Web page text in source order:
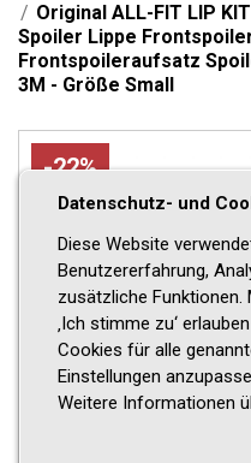
/ Original ALL-FIT LIP
Spoiler Lippe
Frontspoileraufsatz
3M - Größe Small
-22%
Datenschutz- und
Diese Website
Benutzererfahrung,
zusätzliche Funktionen.
‚Ich stimme zu‘
Cookies für alle
Einstellungen
Weitere Informationen